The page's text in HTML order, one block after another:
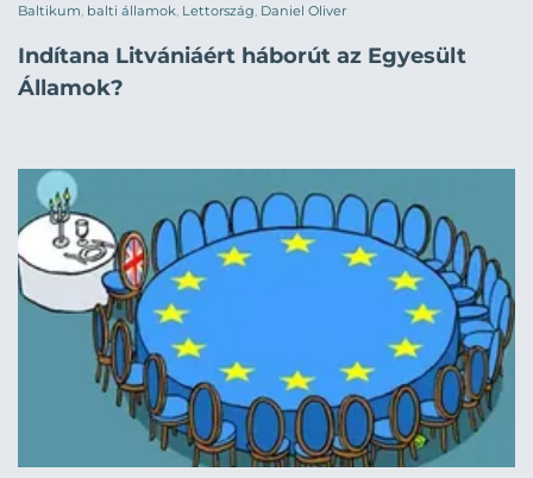
Baltikum balti államok Lettország Daniel Oliver
Indítana Litvániáért háborút az Egyesült
Államok?